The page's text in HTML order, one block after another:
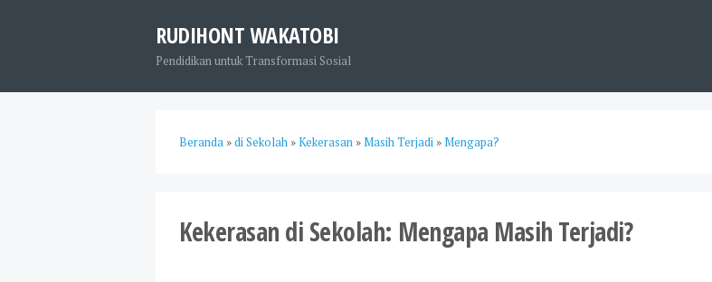
RUDIHONT WAKATOBI
Pendidikan untuk Transformasi Sosial
Beranda »di Sekolah »Kekerasan »Masih Terjadi »Mengapa?
Kekerasan di Sekolah: Mengapa Masih Terjadi?